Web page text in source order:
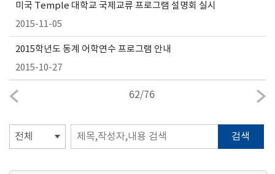
미국 Temple 대학교 국제교류 프로그램 설명회 실시
2015-11-05
2015학년도 동계 어학연수 프로그램 안내
2015-10-27
62/76
검색